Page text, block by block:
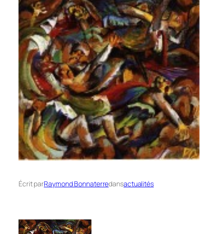
Écrit parRaymond Bonnaterredansactualités